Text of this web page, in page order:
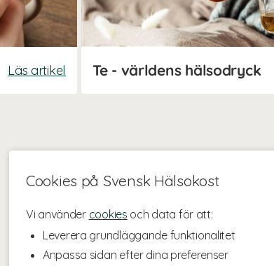
Cookies på Svensk Hälsokost
Vi använder cookies och data för att:
Leverera grundläggande funktionalitet
Anpassa sidan efter dina preferenser
Läs artikel Te - världens hälsodryck